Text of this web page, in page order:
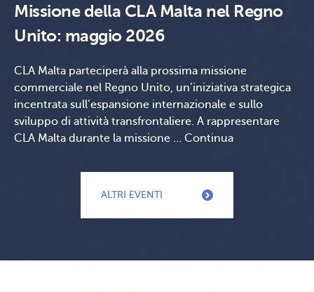
Missione della CLA Malta nel Regno
Unito: maggio 2026
CLA Malta parteciperà alla prossima missione
commerciale nel Regno Unito, un’iniziativa strategica
incentrata sull’espansione internazionale e sullo
sviluppo di attività transfrontaliere. A rappresentare
CLA Malta durante la missione … Continua
ALTRI EVENTI